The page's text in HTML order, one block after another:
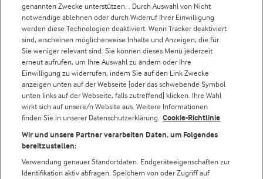
Castello
Lurpak
Arla Pro
Für unsere Landwirt:innen
Folge uns!
genannten Zwecke unterstützen. . Durch Auswahl von Nicht
notwendige ablehnen oder durch Widerruf Ihrer Einwilligung
werden diese Technologien deaktiviert. Wenn Tracker deaktiviert
sind, erscheinen möglicherweise Inhalte und Anzeigen, die für
Sie weniger relevant sind. Sie können dieses Menü jederzeit
erneut aufrufen, um Ihre Auswahl zu ändern oder Ihre
Einwilligung zu widerrufen, indem Sie auf den Link Zwecke
anzeigen unten auf der Webseite [oder das schwebende Symbol
unten links auf der Webseite, falls zutreffend] klicken. Ihre Wahl
wirkt sich auf unsere/n Website aus. Weitere Informationen
finden Sie in unserer Datenschutzerklärung. Cookie-Richtlinie
Wir und unsere Partner verarbeiten Daten, um Folgendes
bereitzustellen:
Verwendung genauer Standortdaten. Endgeräteeigenschaften zur
Identifikation aktiv abfragen. Speichern von oder Zugriff auf